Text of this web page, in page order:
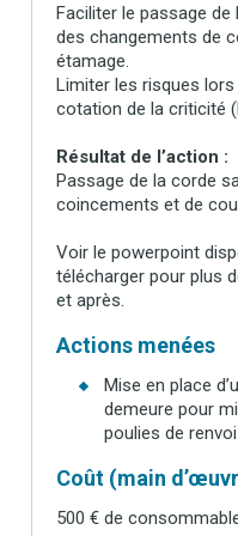
Faciliter le passage
des changements de
étamage.
Limiter les risques lors
cotation de la criticité
Résultat de l’action :
Passage de la corde
coincements et de
Voir le powerpoint
télécharger pour plus
et après.
Actions menées
Mise en place
demeure pour
poulies de
Coût (main
500 € de